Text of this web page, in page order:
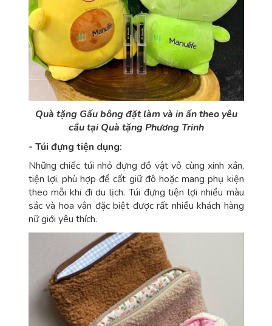
Quà tặng Gấu bông đặt làm và in ấn theo yêu
cầu tại Quà tặng Phương Trinh
- Túi đựng tiện dụng:
Những chiếc túi nhỏ đựng đồ vật vô cùng xinh xắn,
tiện lợi, phù hợp để cất giữ đô hoặc mang phụ kiện
theo mỗi khi đi du lịch. Túi đựng tiện lợi nhiều màu
sắc và hoa vân đặc biệt được rất nhiều khách hàng
nữ giới yêu thích.